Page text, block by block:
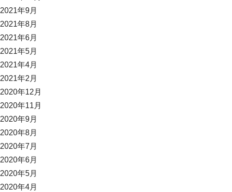
2021年9月
2021年8月
2021年6月
2021年5月
2021年4月
2021年2月
2020年12月
2020年11月
2020年9月
2020年8月
2020年7月
2020年6月
2020年5月
2020年4月